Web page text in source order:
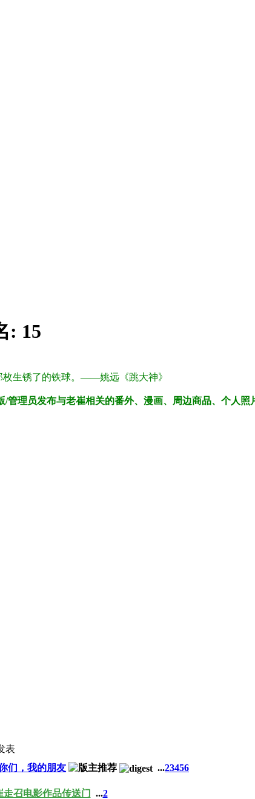
: 15
生锈了的铁球。——姚远《跳大神》
理员发布与老崔相关的番外、漫画、周边商品、个人照
表
们，我的朋友 ...23456
走召电影作品传送门 ...2